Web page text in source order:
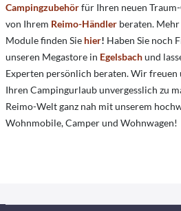
Campingzubehörfür Ihren neuen
von Ihrem Reimo-Händler beraten.
Module finden Sie hier! Haben Sie noch
unseren Megastore in Egelsbachund
Experten persönlich beraten. Wir freuen
Ihren Campingurlaub unvergesslich zu
Reimo-Welt ganz nah mit unserem
Wohnmobile, Camper und Wohnwagen!